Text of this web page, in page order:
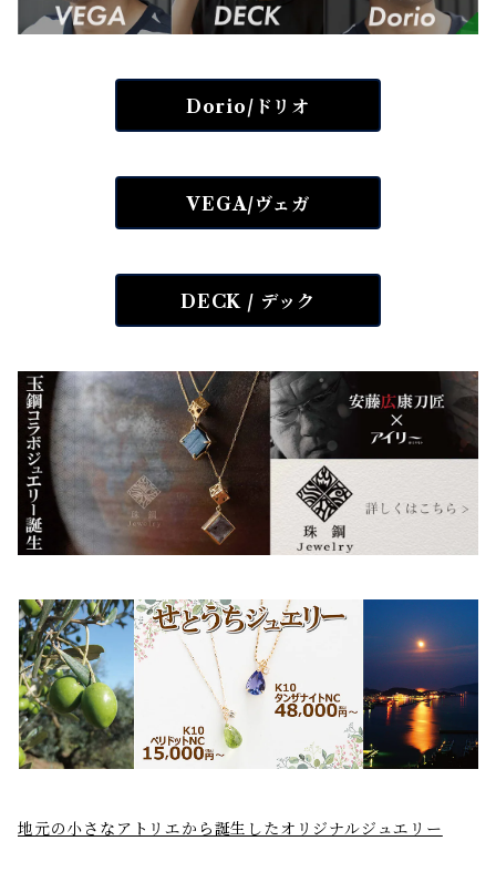
Dorio/ドリオ
VEGA/ヴェガ
DECK / デック
地元の小さなアトリエから誕生したオリジナルジュエリー